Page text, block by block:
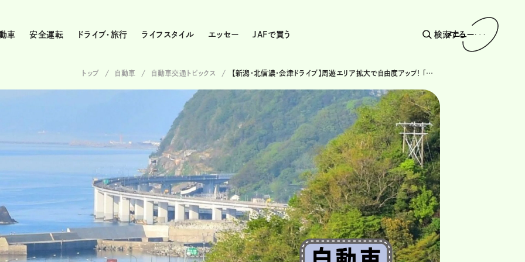
車 安全運転 ドライブ・旅行 ライフスタイル エッセー JAFで買う 検索する
メニュー
トップ 自動車 自動車交通トピックス 【新潟・北信濃・会津ドライブ】周遊エリア拡大で自由度アップ! 「新潟観光ドライブパス」がリニューアル